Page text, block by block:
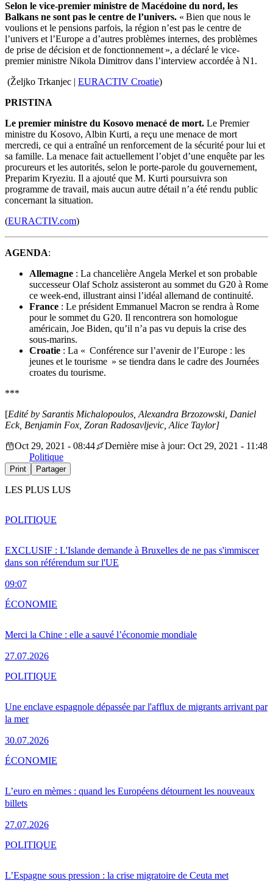
Selon le vice-premier ministre de Macédoine du nord, les
Balkans ne sont pas le centre de l’univers. « Bien que nous le
voulions et le pensions parfois, la région n’est pas le centre de
l’univers et l’Europe a d’autres problèmes internes, des problèmes
de prise de décision et de fonctionnement », a déclaré le vice-
premier ministre Nikola Dimitrov dans l’interview accordée à N1.
(Željko Trkanjec | EURACTIV Croatie)
PRISTINA
Le premier ministre du Kosovo menacé de mort. Le Premier
ministre du Kosovo, Albin Kurti, a reçu une menace de mort
mercredi, ce qui a entraîné un renforcement de la sécurité pour lui et
sa famille. La menace fait actuellement l’objet d’une enquête par les
procureurs et les autorités, selon le porte-parole du gouvernement,
Preparim Kryeziu. Il a ajouté que M. Kurti poursuivra son
programme de travail, mais aucun autre détail n’a été rendu public
concernant la situation.
(EURACTIV.com)
AGENDA:
Allemagne : La chancelière Angela Merkel et son probable
successeur Olaf Scholz assisteront au sommet du G20 à Rome
ce week-end, illustrant ainsi l’idéal allemand de continuité.
France : Le président Emmanuel Macron se rendra à Rome
pour le sommet du G20. Il rencontrera son homologue
américain, Joe Biden, qu’il n’a pas vu depuis la crise des
sous-marins.
Croatie : La « Conférence sur l’avenir de l’Europe : les
jeunes et le tourisme » se tiendra dans le cadre des Journées
croates du tourisme.
***
[Edité by Sarantis Michalopoulos, Alexandra Brzozowski, Daniel
Eck, Benjamin Fox, Zoran Radosavljevic, Alice Taylor]
Oct 29, 2021 - 08:44
Dernière mise à jour: Oct 29, 2021 - 11:48
Politique
Print Partager
LES PLUS LUS
EXCLUSIF : L'Islande demande à Bruxelles de ne pas s'immiscer
dans son référendum sur l'UE
09:07
POLITIQUE
Merci la Chine : elle a sauvé l’économie mondiale
27.07.2026
ÉCONOMIE
Une enclave espagnole dépassée par l'afflux de migrants arrivant par
la mer
30.07.2026
POLITIQUE
L’euro en mèmes : quand les Européens détournent les nouveaux
billets
27.07.2026
ÉCONOMIE
L’Espagne sous pression : la crise migratoire de Ceuta met
POLITIQUE